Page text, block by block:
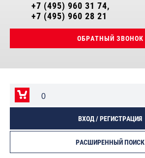
+7 (495) 960 31 74
+7 (495) 960 28 21
ОБРАТНЫЙ ЗВОНОК
0
ВХОД / РЕГИСТРАЦИЯ
РАСШИРЕННЫЙ ПОИСК